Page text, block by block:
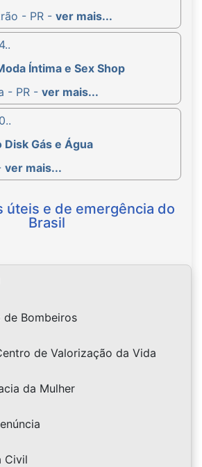
- PR - ver mais...
Íntima e Sex Shop
- PR - ver mais...
Disk Gás e Água
ver mais...
úteis e de emergência do
Brasil
Bombeiros
de Valorização da Vida
da Mulher
Civil